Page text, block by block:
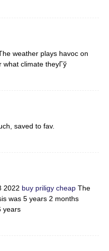
weather plays havoc on
what climate theyГў
saved to fav.
2022 buy priligy cheap The
was 5 years 2 months
years